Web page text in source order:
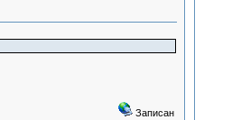
Записан